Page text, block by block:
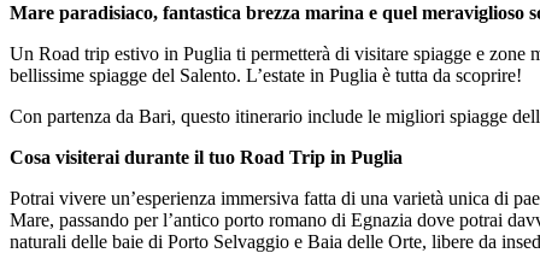
Mare paradisiaco, fantastica brezza marina e quel meraviglioso
Un Road trip estivo in Puglia ti permetterà di visitare spiagge e zone
bellissime spiagge del Salento. L’estate in Puglia è tutta da scoprire!
Con partenza da Bari, questo itinerario include le migliori spiagge
Cosa visiterai durante il tuo Road Trip in Puglia
Potrai vivere un’esperienza immersiva fatta di una varietà unica di
Mare, passando per l’antico porto romano di Egnazia dove potrai
naturali delle baie di Porto Selvaggio e Baia delle Orte, libere da